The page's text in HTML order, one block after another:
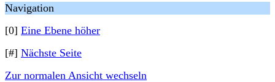
Navigation
[0] Eine Ebene höher
[#] Nächste Seite
Zur normalen Ansicht wechseln